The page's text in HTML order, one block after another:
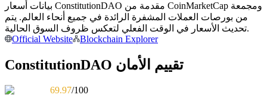
بيانات أسعار ConstitutionDAO مقدمة من CoinMarketCap ومجمعة
من بورصات العملات المشفرة الرائدة في جميع أنحاء العالم. يتم
تحديث الأسعار في الوقت الفعلي لتعكس ظروف السوق الحالية.
Official Website
Blockchain Explorer
ConstitutionDAO تقييم الأمان
69.97/100